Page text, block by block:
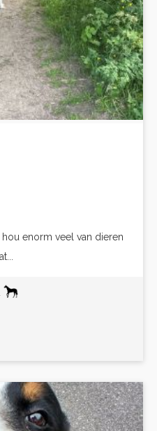
hou enorm veel van dieren